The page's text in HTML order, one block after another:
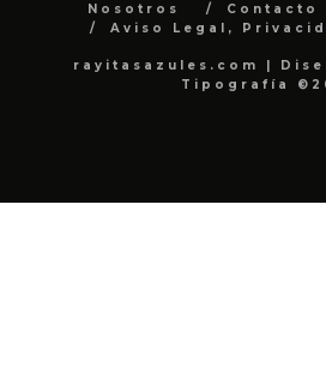
Nosotros Contacto
Aviso Legal,
rayitasazules.com |
Tipografía